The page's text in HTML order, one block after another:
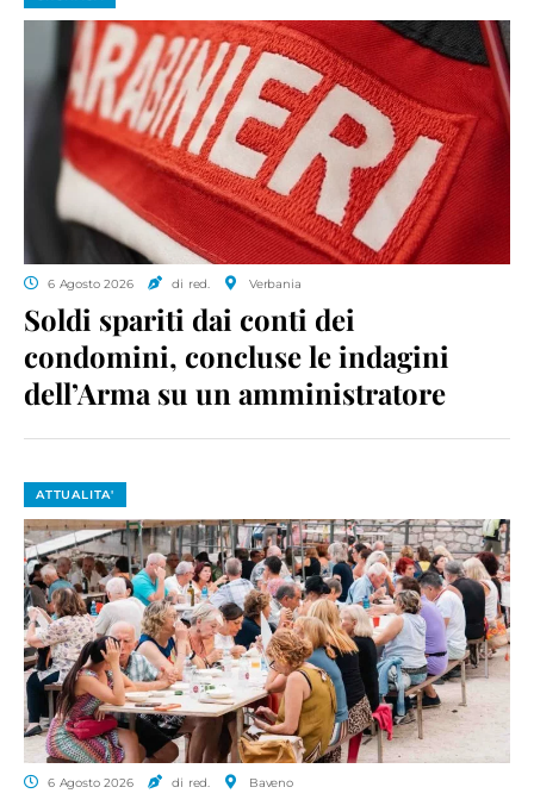
6 Agosto 2026 di red. Verbania
Soldi spariti dai conti dei
condomini, concluse le indagini
dell’Arma su un amministratore
ATTUALITA'
6 Agosto 2026 di red. Baveno